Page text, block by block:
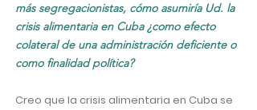
más segregacionistas, cómo asumiría Ud. la
crisis alimentaria en Cuba ¿como efecto
colateral de una administración deficiente o
como finalidad política?
Creo que la crisis alimentaria en Cuba se